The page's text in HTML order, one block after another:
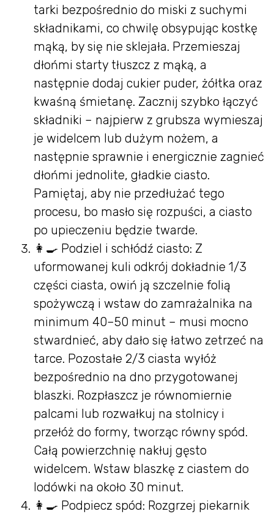
tarki bezpośrednio do miski z suchymi
składnikami, co chwilę obsypując kostkę
mąką, by się nie sklejała. Przemieszaj
dłońmi starty tłuszcz z mąką, a
następnie dodaj cukier puder, żółtka oraz
kwaśną śmietanę. Zacznij szybko łączyć
składniki – najpierw z grubsza wymieszaj
je widelcem lub dużym nożem, a
następnie sprawnie i energicznie zagnieć
dłońmi jednolite, gładkie ciasto.
Pamiętaj, aby nie przedłużać tego
procesu, bo masło się rozpuści, a ciasto
po upieczeniu będzie twarde.
👩‍🍳 Podziel i schłódź ciasto: Z
uformowanej kuli odkrój dokładnie 1/3
części ciasta, owiń ją szczelnie folią
spożywczą i wstaw do zamrażalnika na
minimum 40–50 minut – musi mocno
stwardnieć, aby dało się łatwo zetrzeć na
tarce. Pozostałe 2/3 ciasta wyłóż
bezpośrednio na dno przygotowanej
blaszki. Rozpłaszcz je równomiernie
palcami lub rozwałkuj na stolnicy i
przełóż do formy, tworząc równy spód.
Całą powierzchnię nakłuj gęsto
widelcem. Wstaw blaszkę z ciastem do
lodówki na około 30 minut.
👩‍🍳 Podpiecz spód: Rozgrzej piekarnik